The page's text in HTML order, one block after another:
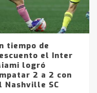
tiempo de
el Inter
logró
2 a 2 con
Nashville SC